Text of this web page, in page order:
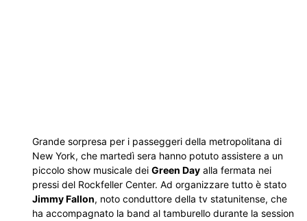
Grande sorpresa per i passeggeri della metropolitana di
New York, che martedì sera hanno potuto assistere a un
piccolo show musicale dei Green Day alla fermata nei
pressi del Rockfeller Center. Ad organizzare tutto è stato
Jimmy Fallon, noto conduttore della tv statunitense, che
ha accompagnato la band al tamburello durante la session